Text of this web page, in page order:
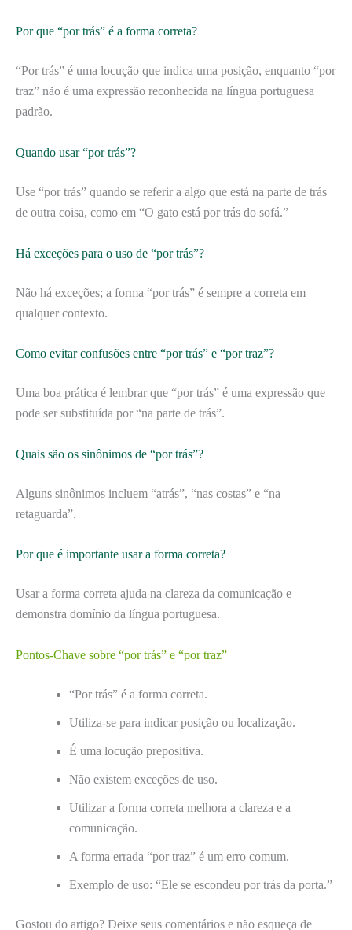
Por que “por trás” é a forma correta?
“Por trás” é uma locução que indica uma posição, enquanto “por
traz” não é uma expressão reconhecida na língua portuguesa
padrão.
Quando usar “por trás”?
Use “por trás” quando se referir a algo que está na parte de trás
de outra coisa, como em “O gato está por trás do sofá.”
Há exceções para o uso de “por trás”?
Não há exceções; a forma “por trás” é sempre a correta em
qualquer contexto.
Como evitar confusões entre “por trás” e “por traz”?
Uma boa prática é lembrar que “por trás” é uma expressão que
pode ser substituída por “na parte de trás”.
Quais são os sinônimos de “por trás”?
Alguns sinônimos incluem “atrás”, “nas costas” e “na
retaguarda”.
Por que é importante usar a forma correta?
Usar a forma correta ajuda na clareza da comunicação e
demonstra domínio da língua portuguesa.
Pontos-Chave sobre “por trás” e “por traz”
“Por trás” é a forma correta.
Utiliza-se para indicar posição ou localização.
É uma locução prepositiva.
Não existem exceções de uso.
Utilizar a forma correta melhora a clareza e a
comunicação.
A forma errada “por traz” é um erro comum.
Exemplo de uso: “Ele se escondeu por trás da porta.”
Gostou do artigo? Deixe seus comentários e não esqueça de